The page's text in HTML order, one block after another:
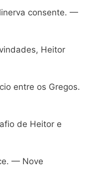
consente. —
Heitor
entre os Gregos.
de Heitor e
— Nove